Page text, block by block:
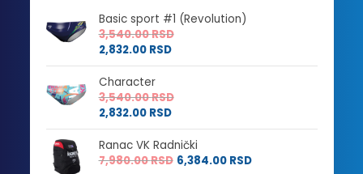
Basic sport #1 (Revolution)
3,540.00RSD
2,832.00 RSD
Character
3,540.00RSD
2,832.00 RSD
Ranac VK Radnički
7,980.00RSD 6,384.00 RSD